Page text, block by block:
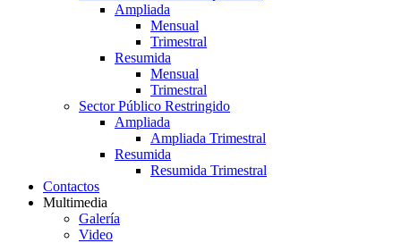
Ampliada
Mensual
Trimestral
Resumida
Mensual
Trimestral
Sector Público Restringido
Ampliada
Ampliada Trimestral
Resumida
Resumida Trimestral
Contactos
Multimedia
Galería
Video